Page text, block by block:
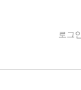
로그